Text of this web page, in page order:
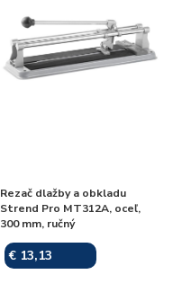
Rezač dlažby a obkladu
Strend Pro MT312A, oceľ,
300 mm, ručný
€ 13,13